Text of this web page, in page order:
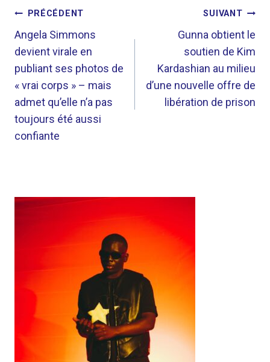
NAVIGATION
DE
L’ARTICLE
PRÉCÉDENT
Angela Simmons
devient virale en
publiant ses photos de
« vrai corps » – mais
admet qu’elle n’a pas
toujours été aussi
confiante
SUIVANT
Gunna obtient le
soutien de Kim
Kardashian au milieu
d’une nouvelle offre de
libération de prison